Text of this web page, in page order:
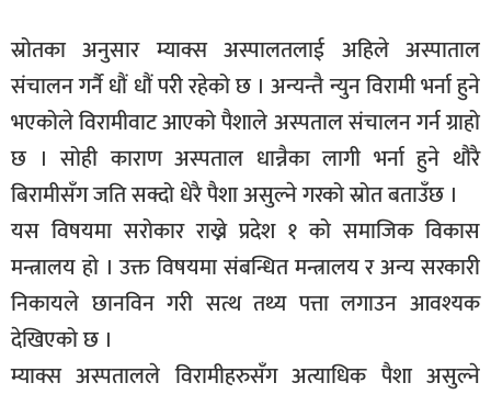
स्रोतका अनुसार म्याक्स अस्पालतलाई अहिले अस्पाताल
संचालन गर्नै धौं धौं परी रहेको छ । अन्यन्तै न्युन विरामी भर्ना हुने
भएकोले विरामीवाट आएको पैशाले अस्पताल संचालन गर्न ग्राहो
छ । सोही काराण अस्पताल धान्नैका लागी भर्ना हुने थौरै
बिरामीसँग जति सक्दो धेरै पैशा असुल्ने गरको स्रोत बताउँछ ।
यस विषयमा सरोकार राख्ने प्रदेश १ को समाजिक विकास
मन्त्रालय हो । उक्त विषयमा संबन्धित मन्त्रालय र अन्य सरकारी
निकायले छानविन गरी सत्थ तथ्य पत्ता लगाउन आवश्यक
देखिएको छ ।
म्याक्स अस्पतालले विरामीहरुसँग अत्याधिक पैशा असुल्ने